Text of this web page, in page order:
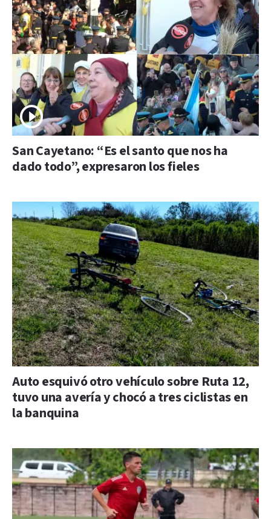
San Cayetano: “Es el santo que nos ha
dado todo”, expresaron los fieles
Auto esquivó otro vehículo sobre Ruta 12,
tuvo una avería y chocó a tres ciclistas en
la banquina